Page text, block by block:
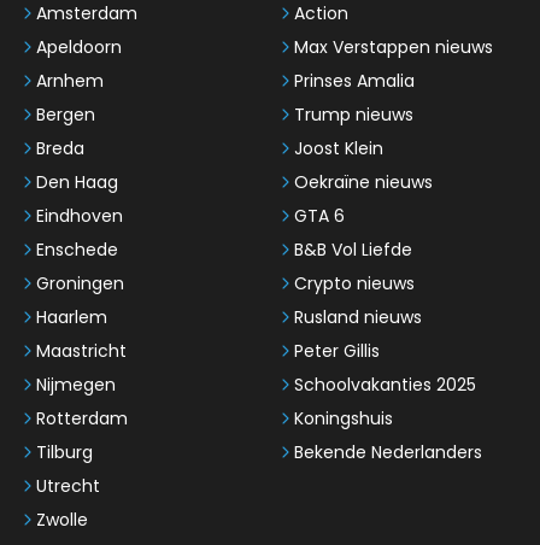
Amsterdam
Apeldoorn
Arnhem
Bergen
Breda
Den Haag
Eindhoven
Enschede
Groningen
Haarlem
Maastricht
Nijmegen
Rotterdam
Tilburg
Utrecht
Zwolle
Action
Max Verstappen nieuws
Prinses Amalia
Trump nieuws
Joost Klein
Oekraïne nieuws
GTA 6
B&B Vol Liefde
Crypto nieuws
Rusland nieuws
Peter Gillis
Schoolvakanties 2025
Koningshuis
Bekende Nederlanders